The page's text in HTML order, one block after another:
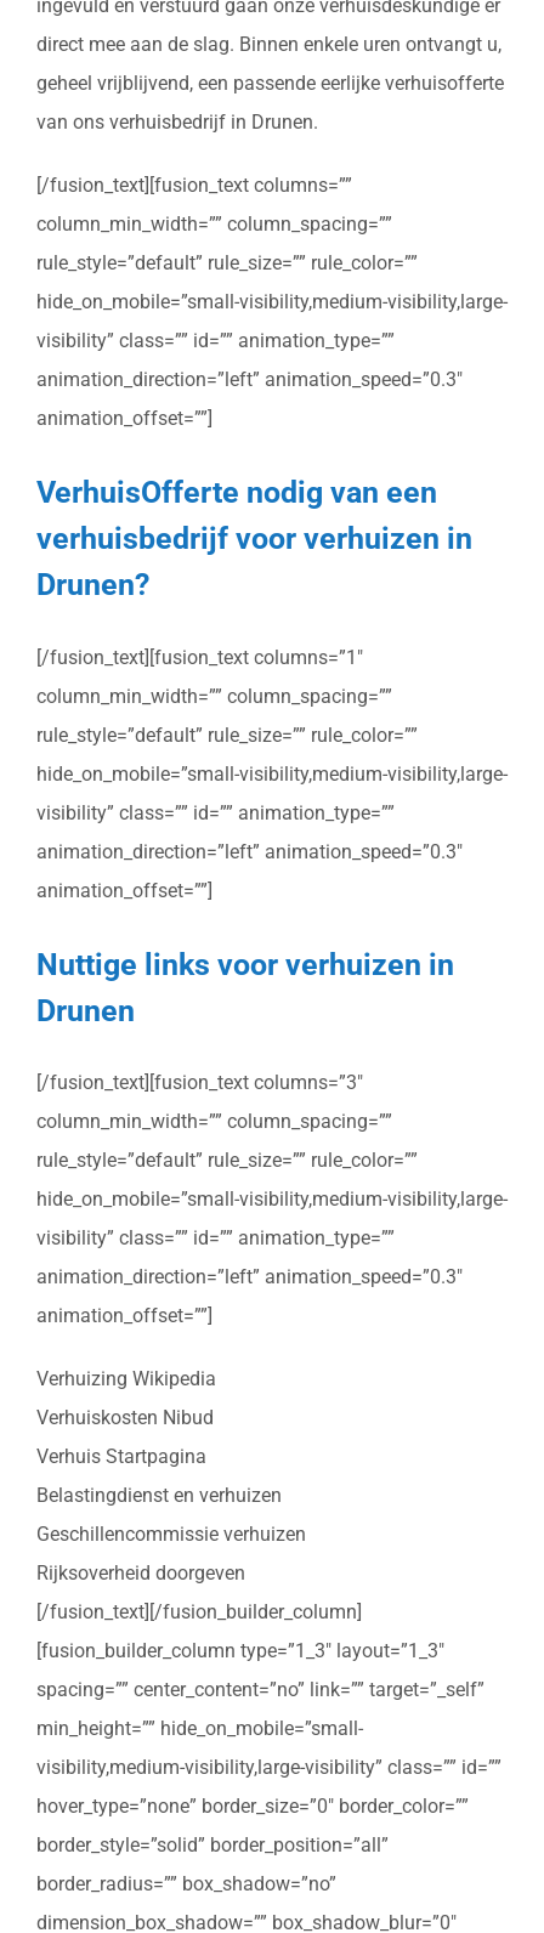
ingevuld en verstuurd gaan onze verhuisdeskundige er
direct mee aan de slag. Binnen enkele uren ontvangt u,
geheel vrijblijvend, een passende eerlijke verhuisofferte
van ons verhuisbedrijf in Drunen.
[/fusion_text][fusion_text columns=””
column_min_width=”” column_spacing=””
rule_style=”default” rule_size=”” rule_color=””
hide_on_mobile=”small-visibility,medium-visibility,large-
visibility” class=”” id=”” animation_type=””
animation_direction=”left” animation_speed=”0.3″
animation_offset=””]
VerhuisOfferte nodig van een
verhuisbedrijf voor verhuizen in
Drunen?
[/fusion_text][fusion_text columns=”1″
column_min_width=”” column_spacing=””
rule_style=”default” rule_size=”” rule_color=””
hide_on_mobile=”small-visibility,medium-visibility,large-
visibility” class=”” id=”” animation_type=””
animation_direction=”left” animation_speed=”0.3″
animation_offset=””]
Nuttige links voor verhuizen in
Drunen
[/fusion_text][fusion_text columns=”3″
column_min_width=”” column_spacing=””
rule_style=”default” rule_size=”” rule_color=””
hide_on_mobile=”small-visibility,medium-visibility,large-
visibility” class=”” id=”” animation_type=””
animation_direction=”left” animation_speed=”0.3″
animation_offset=””]
Verhuizing Wikipedia
Verhuiskosten Nibud
Verhuis Startpagina
Belastingdienst en verhuizen
Geschillencommissie verhuizen
Rijksoverheid doorgeven
[/fusion_text][/fusion_builder_column]
[fusion_builder_column type=”1_3″ layout=”1_3″
spacing=”” center_content=”no” link=”” target=”_self”
min_height=”” hide_on_mobile=”small-
visibility,medium-visibility,large-visibility” class=”” id=””
hover_type=”none” border_size=”0″ border_color=””
border_style=”solid” border_position=”all”
border_radius=”” box_shadow=”no”
dimension_box_shadow=”” box_shadow_blur=”0″